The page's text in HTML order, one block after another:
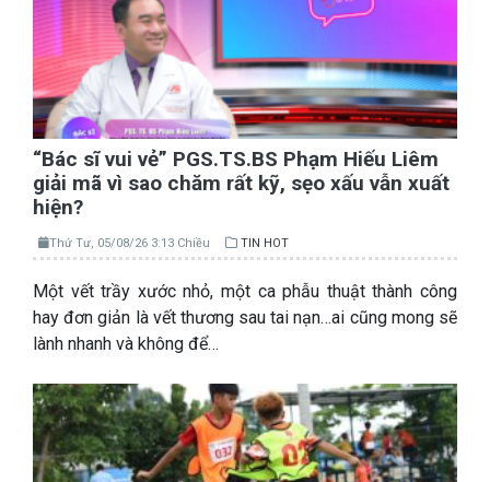
“Bác sĩ vui vẻ” PGS.TS.BS Phạm Hiếu Liêm
giải mã vì sao chăm rất kỹ, sẹo xấu vẫn xuất
hiện?
Thứ Tư, 05/08/26 3:13 Chiều TIN HOT
Một vết trầy xước nhỏ, một ca phẫu thuật thành công
hay đơn giản là vết thương sau tai nạn…ai cũng mong sẽ
lành nhanh và không để…